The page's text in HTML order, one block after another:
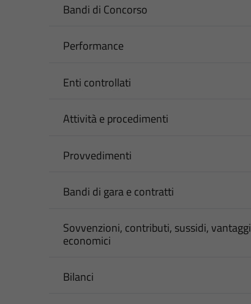
Bandi di Concorso
Performance
Enti controllati
Attività e procedimenti
Provvedimenti
Bandi di gara e contratti
Sovvenzioni, contributi, sussidi, vantaggi
economici
Bilanci